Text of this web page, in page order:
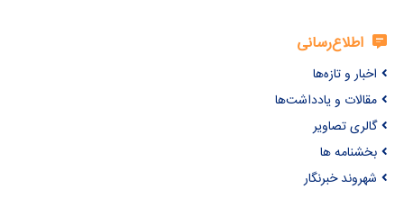
اطلاع‌رسانی
اخبار و تازه‌ها
مقالات و یادداشت‌ها
گالری تصاویر
بخشنامه ها
شهروند خبرنگار